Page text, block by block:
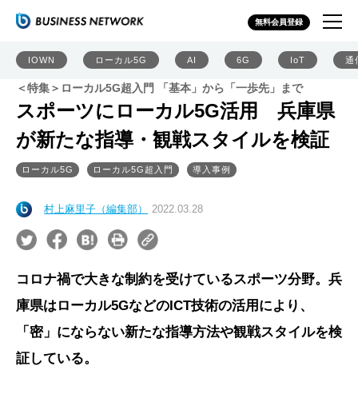
無料会員登録
IOWN ローカル5G AI 6G IoT 通
＜特集＞ローカル5G超入門 「基本」から「一歩先」まで
スポーツにローカル5G活用 兵庫県
が新たな指導・観戦スタイルを検証
ローカル5G ローカル5G超入門 導入事例
村上麻里子（編集部） 2022.03.28
コロナ禍で大きな制約を受けているスポーツ分野。兵
庫県はローカル5GなどのICT技術の活用により、
「密」にならない新たな指導方法や観戦スタイルを検
証している。